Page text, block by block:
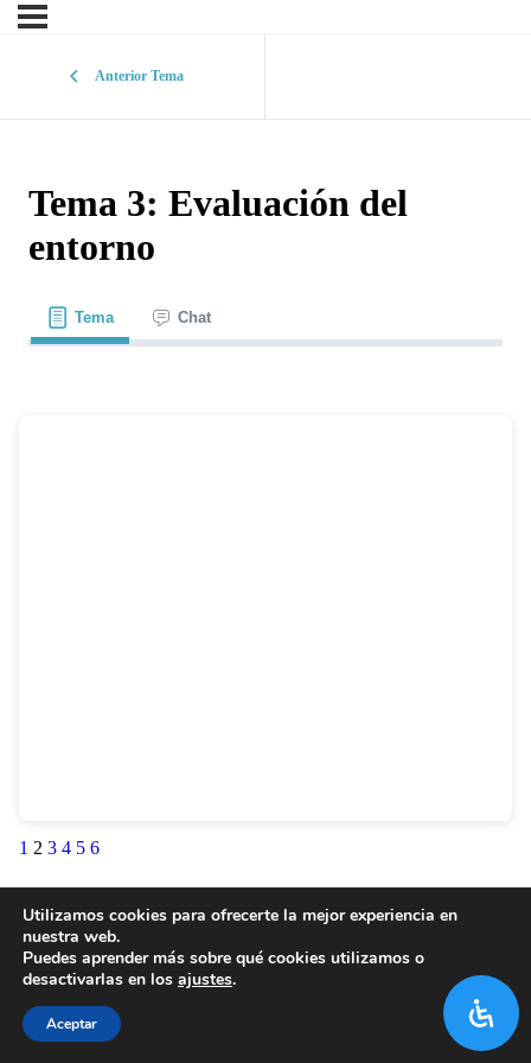
Anterior Tema
Tema 3: Evaluación del
entorno
Tema Chat
1 2 3 4 5 6
Utilizamos cookies para ofrecerte la mejor experiencia en
nuestra web.
Puedes aprender más sobre qué cookies utilizamos o
desactivarlas en los ajustes.
Aceptar